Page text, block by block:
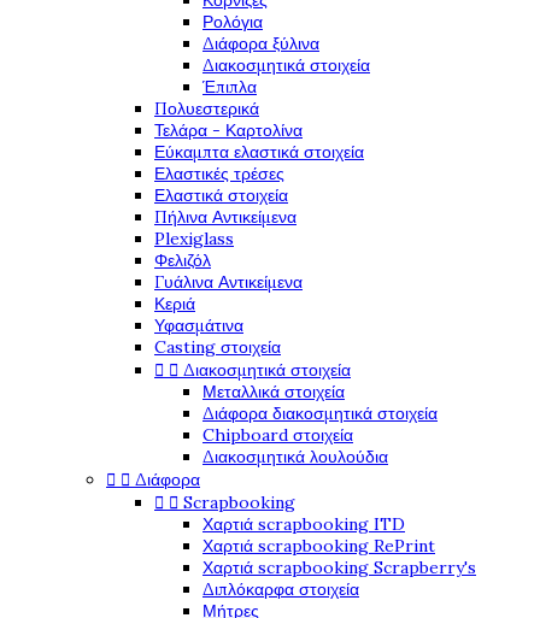
Ρολόγια
Διάφορα ξύλινα
Διακοσμητικά στοιχεία
Έπιπλα
Πολυεστερικά
Τελάρα - Καρτολίνα
Εύκαμπτα ελαστικά στοιχεία
Ελαστικές τρέσες
Ελαστικά στοιχεία
Πήλινα Αντικείμενα
Plexiglass
Φελιζόλ
Γυάλινα Αντικείμενα
Κεριά
Υφασμάτινα
Casting στοιχεία
  Διακοσμητικά στοιχεία
Μεταλλικά στοιχεία
Διάφορα διακοσμητικά στοιχεία
Chipboard στοιχεία
Διακοσμητικά λουλούδια
  Διάφορα
  Scrapbooking
Χαρτιά scrapbooking ITD
Χαρτιά scrapbooking RePrint
Χαρτιά scrapbooking Scrapberry's
Διπλόκαρφα στοιχεία
Μήτρες